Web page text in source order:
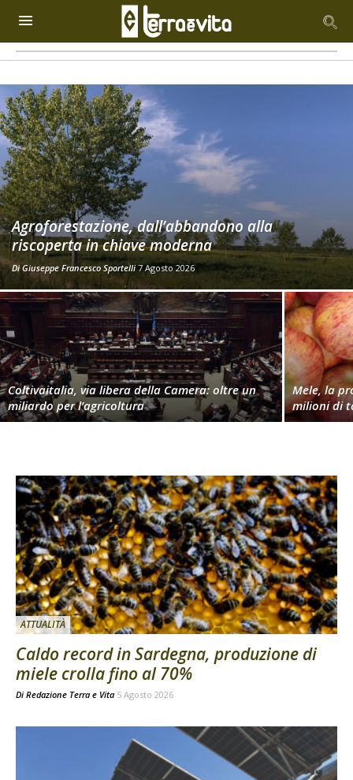
Agroforestazione, dall’abbandono alla
riscoperta in chiave moderna
DiGiuseppe Francesco Sportelli 7 Agosto 2026
Coltivaitalia, via libera della Camera: oltre un
miliardo per l’agricoltura
Mele, la
milioni di
ATTUALITÀ
Caldo record in Sardegna, produzione di
miele crolla fino al 70%
Di Redazione Terra e Vita 5 Agosto 2026